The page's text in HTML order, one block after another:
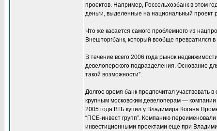
проектов. Например, Россельхозбанк в этом
деньги, выделенные на национальный проект
Что же касается самого проблемного из
Внешторгбанк, который вообще превратился
В течение всего 2006 года рынок
девелоперского подразделения. Основание
такой возможности”.
Долгое время банк предпочитал участвовать
крупным московским девелоперам — компании
2005 года ВТБ купил у Владимира Когана
“ПСБ-инвест групп”. Компанию
инвестиционными проектами еще при